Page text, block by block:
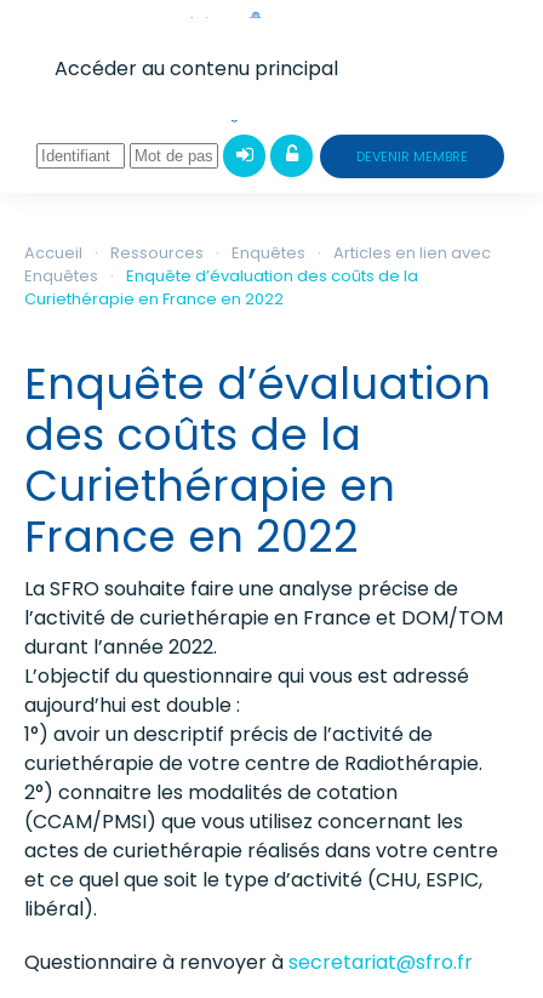
Accéder au contenu principal
DEVENIR MEMBRE
Accueil Ressources Enquêtes
Articles en lien avec
Enquêtes
Enquête d’évaluation des coûts de la
Curiethérapie en France en 2022
Enquête d’évaluation
des coûts de la
Curiethérapie en
France en 2022
La SFRO souhaite faire une analyse précise de
l’activité de curiethérapie en France et DOM/TOM
durant l’année 2022.
L’objectif du questionnaire qui vous est adressé
aujourd’hui est double :
1°) avoir un descriptif précis de l’activité de
curiethérapie de votre centre de Radiothérapie.
2°) connaitre les modalités de cotation
(CCAM/PMSI) que vous utilisez concernant les
actes de curiethérapie réalisés dans votre centre
et ce quel que soit le type d’activité (CHU, ESPIC,
libéral).
Questionnaire à renvoyer àsecretariat@sfro.fr